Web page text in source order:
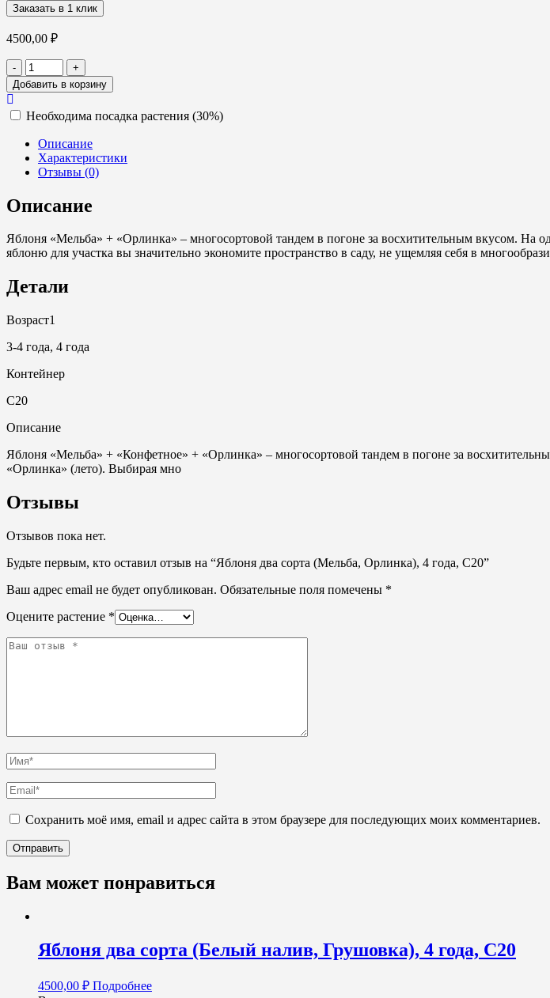
Заказать в 1 клик
4500,00 ₽
-
Количество
товара
Яблоня
сорта
(Мельба,
Орлинка),
4
года,
+
Добавить в корзину
Необходима посадка растения (30%)
Описание
Характеристики
Отзывы (0)
Описание
Яблоня «Мельба» + «Орлинка» – многосортовой тандем в погоне за восхитительным вкусом.
яблоню для участка вы значительно экономите пространство в саду, не ущемляя себя в
Детали
Возраст1
3-4 года, 4 года
Контейнер
С20
Описание
Яблоня «Мельба» + «Конфетное» + «Орлинка» – многосортовой тандем в погоне за
«Орлинка» (лето). Выбирая мно
Отзывы
Отзывов пока нет.
Будьте первым, кто оставил отзыв на “Яблоня два сорта (Мельба, Орлинка), 4 года, С20”
Ваш адрес email не будет опубликован. Обязательные поля помечены *
Оцените растение *
Сохранить моё имя, email и адрес сайта в этом браузере для последующих моих комментариев.
Вам может понравиться
Яблоня два сорта (Белый налив, Грушовка), 4 года, С20
4500,00 ₽ Подробнее